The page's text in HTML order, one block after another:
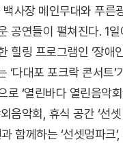
사장 메인무대와 푸른
공연들이 펼쳐진다. 1
힐링 프로그램인 ‘장애
‘다대포 포크락 콘서트
로 ‘열린바다 열린음악
음악회, 휴식 공간 ‘선셋
함께하는 ‘선셋멍파크